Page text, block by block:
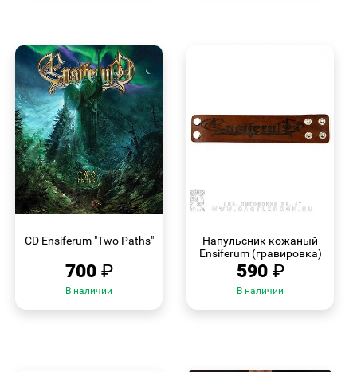
CD Ensiferum "Two Paths"
700 ₽
В наличии
Напульсник кожаный
Ensiferum (гравировка)
590 ₽
В наличии